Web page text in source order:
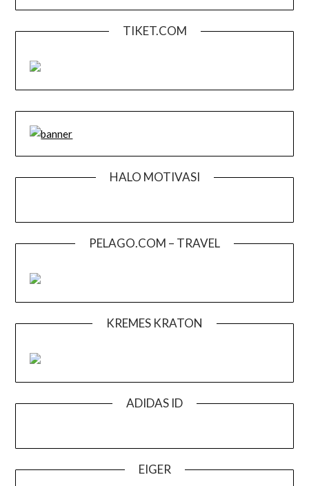
TIKET.COM
HALO MOTIVASI
PELAGO.COM – TRAVEL
KREMES KRATON
ADIDAS ID
EIGER